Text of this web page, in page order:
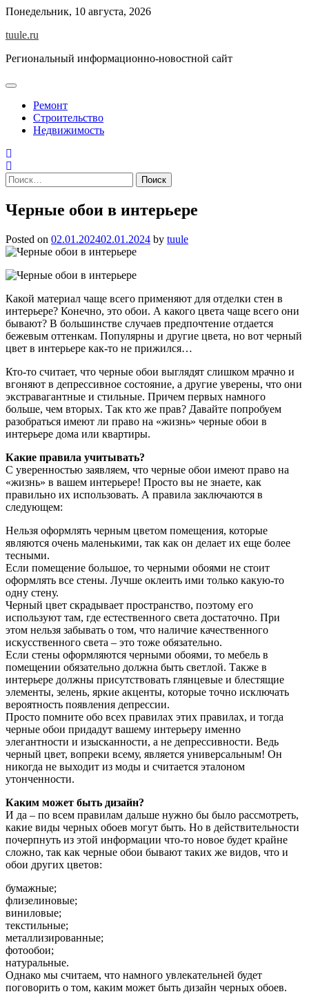
Skip
content
Понедельник, 10 августа, 2026
tuule.ru
Региональный информационно-новостной сайт
Ремонт
Строительство
Недвижимость
Найти:
Черные обои в интерьере
Posted on 02.01.202402.01.2024 by tuule
Какой материал чаще всего применяют для отделки стен в
интерьере? Конечно, это обои. А какого цвета чаще всего они
бывают? В большинстве случаев предпочтение отдается
бежевым оттенкам. Популярны и другие цвета, но вот черный
цвет в интерьере как-то не прижился…
Кто-то считает, что черные обои выглядят слишком мрачно и
вгоняют в депрессивное состояние, а другие уверены, что они
экстравагантные и стильные. Причем первых намного
больше, чем вторых. Так кто же прав? Давайте попробуем
разобраться имеют ли право на «жизнь» черные обои в
интерьере дома или квартиры.
Какие правила учитывать?
С уверенностью заявляем, что черные обои имеют право на
«жизнь» в вашем интерьере! Просто вы не знаете, как
правильно их использовать. А правила заключаются в
следующем:
Нельзя оформлять черным цветом помещения, которые
являются очень маленькими, так как он делает их еще более
тесными.
Если помещение большое, то черными обоями не стоит
оформлять все стены. Лучше оклеить ими только какую-то
одну стену.
Черный цвет скрадывает пространство, поэтому его
используют там, где естественного света достаточно. При
этом нельзя забывать о том, что наличие качественного
искусственного света – это тоже обязательно.
Если стены оформляются черными обоями, то мебель в
помещении обязательно должна быть светлой. Также в
интерьере должны присутствовать глянцевые и блестящие
элементы, зелень, яркие акценты, которые точно исключать
вероятность появления депрессии.
Просто помните обо всех правилах этих правилах, и тогда
черные обои придадут вашему интерьеру именно
элегантности и изысканности, а не депрессивности. Ведь
черный цвет, вопреки всему, является универсальным! Он
никогда не выходит из моды и считается эталоном
утонченности.
Каким может быть дизайн?
И да – по всем правилам дальше нужно бы было рассмотреть,
какие виды черных обоев могут быть. Но в действительности
почерпнуть из этой информации что-то новое будет крайне
сложно, так как черные обои бывают таких же видов, что и
обои других цветов:
бумажные;
флизелиновые;
виниловые;
текстильные;
металлизированные;
фотообои;
натуральные.
Однако мы считаем, что намного увлекательней будет
поговорить о том, каким может быть дизайн черных обоев.